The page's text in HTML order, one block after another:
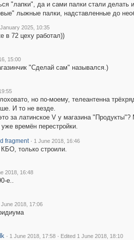
"лапки", да и сами палки стали делать
лыжные палки, надставленные до
2025, 10:35
в 72 цеху работал))
15:00
"Сделай сам" назывался.)
но по-моему, телеантенна
И то не везде.
за латинское V у магазина
времён перестройки.
fragment · 1 June 2018, 16:46
только строили.
2018, 16:48
е..
June 2018, 17:06
· 1 June 2018, 17:58 · Edited 1 June 2018, 18:10